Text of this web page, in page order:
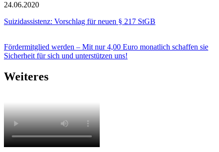
24.06.2020
Suizidassistenz: Vorschlag für neuen § 217 StGB
Fördermitglied werden – Mit nur 4,00 Euro monatlich schaffen sie
Sicherheit für sich und unterstützen uns!
Weiteres